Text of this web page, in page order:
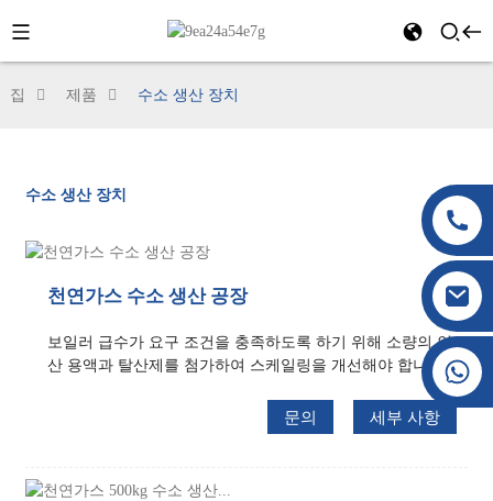
+86 177 8117 4421
집 제품 수소 생산 장치
수소 생산 장치
천연가스 수소 생산 공장
보일러 급수가 요구 조건을 충족하도록 하기 위해 소량의 인
산 용액과 탈산제를 첨가하여 스케일링을 개선해야 합니다.
문의 세부 사항